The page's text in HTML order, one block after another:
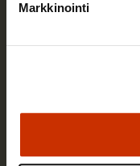
Markkinointi